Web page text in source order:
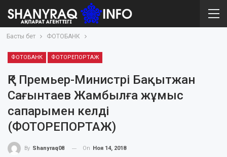
Басты бет ФОТОБАНК
ФОТОБАНК ФОТОРЕПОРТАЖ
ҚР Премьер-Министрі Бақытжан
Сағынтаев Жамбылға жұмыс
сапарымен келді
(ФОТОРЕПОРТАЖ)
By Shanyraq08 On Ноя 14, 2018